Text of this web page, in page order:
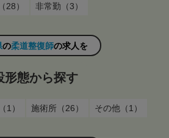
28） 非常勤（3）
の柔道整復師の求人を
形態から探す
1） 施術所（26） その他（1）